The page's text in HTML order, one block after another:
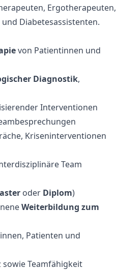
Ergotherapeuten,
Diabetesassistenten.
von Patientinnen und
Diagnostik,
Interventionen
Kriseninterventionen
Team
oder Diplom)
Weiterbildung zum
Patienten und
Teamfähigkeit